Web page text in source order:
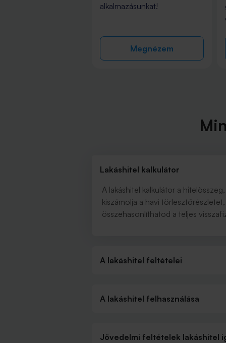
alkalmazásunkat!
Megnézem
Lakáshitel kalkulátor
A lakáshitel kalkulátor a
kiszámolja a havi
összehasonlíthatod a teljes
A lakáshitel feltételei
A lakáshitel felhasználása
Jövedelmi feltételek lakáshitel